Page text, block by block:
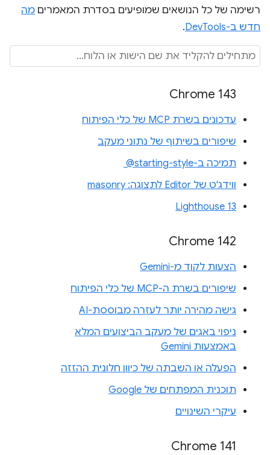
רשימה של כל הנושאים שמופיעים בסדרת המאמרים מה
חדש ב-DevTools
.
Chrome 143
עדכונים בשרת MCP של כלי הפיתוח
שיפורים בשיתוף של נתוני מעקב
תמיכה ב-‎ @starting-style
ווידג'ט של Editor לתצוגה: masonry
Lighthouse 13
Chrome 142
הצעות לקוד מ-Gemini
שיפורים בשרת ה-MCP של כלי הפיתוח
גישה מהירה יותר לעזרה מבוססת-AI
ניפוי באגים של מעקב הביצועים המלא
באמצעות Gemini
הפעלה או השבתה של כיוון חלונית ההזזה
תוכנית המפתחים של Google
עיקרי השינויים
Chrome 141